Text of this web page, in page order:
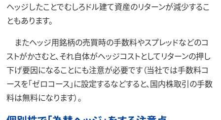
ヘッジしたことでむしろドル建て資産のリターンが減少するこ
ともあります。
またヘッジ用銘柄の売買時の手数料やスプレッドなどのコ
ストがかさむと、それ自体がヘッジコストとしてリターンの押し
下げ要因になることにも注意が必要です（当社では手数料コ
ースを「ゼロコース」に設定するなどすると、国内株取引の手数
料は無料になります）。